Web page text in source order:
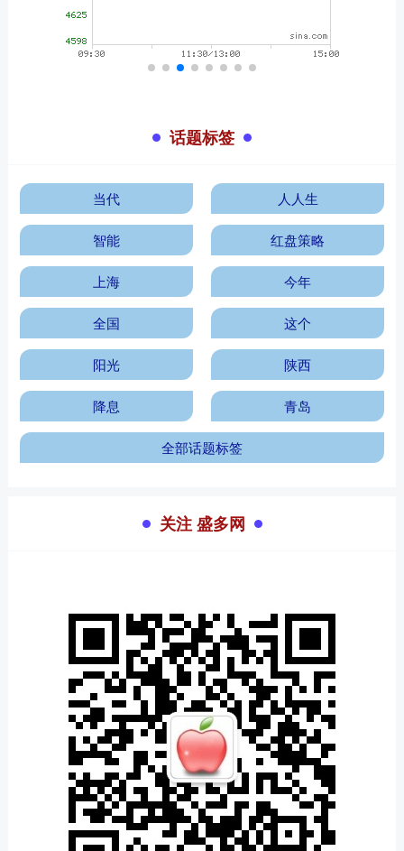
话题标签
当代 人人生
智能 红盘策略
上海 今年
全国 这个
阳光 陕西
降息 青岛
全部话题标签
关注 盛多网